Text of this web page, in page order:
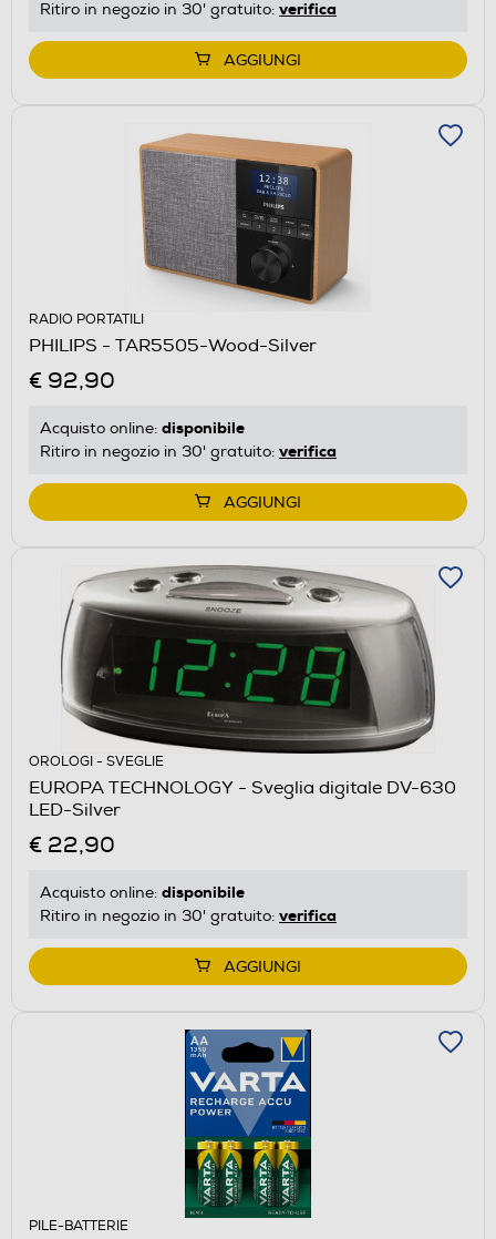
Ritiro in negozio in 30' gratuito: verifica
AGGIUNGI
RADIO PORTATILI
PHILIPS - TAR5505-Wood-Silver
€ 92,90
Acquisto online: disponibile
Ritiro in negozio in 30' gratuito: verifica
AGGIUNGI
OROLOGI - SVEGLIE
EUROPA TECHNOLOGY - Sveglia digitale DV-630
LED-Silver
€ 22,90
Acquisto online: disponibile
Ritiro in negozio in 30' gratuito: verifica
AGGIUNGI
PILE-BATTERIE